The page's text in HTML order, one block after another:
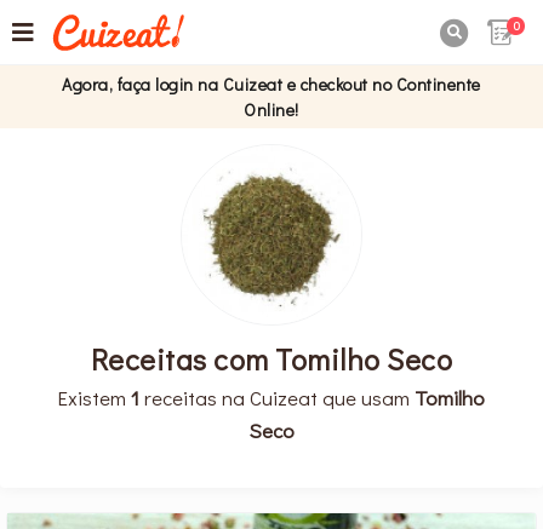
0
Agora, faça login na Cuizeat e checkout no Continente
Online!
Receitas com Tomilho Seco
Existem 1 receitas na Cuizeat que usam Tomilho
Seco